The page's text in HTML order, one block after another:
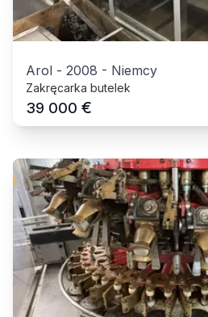
Arol - 2008 - Niemcy
Zakręcarka butelek
39 000 €